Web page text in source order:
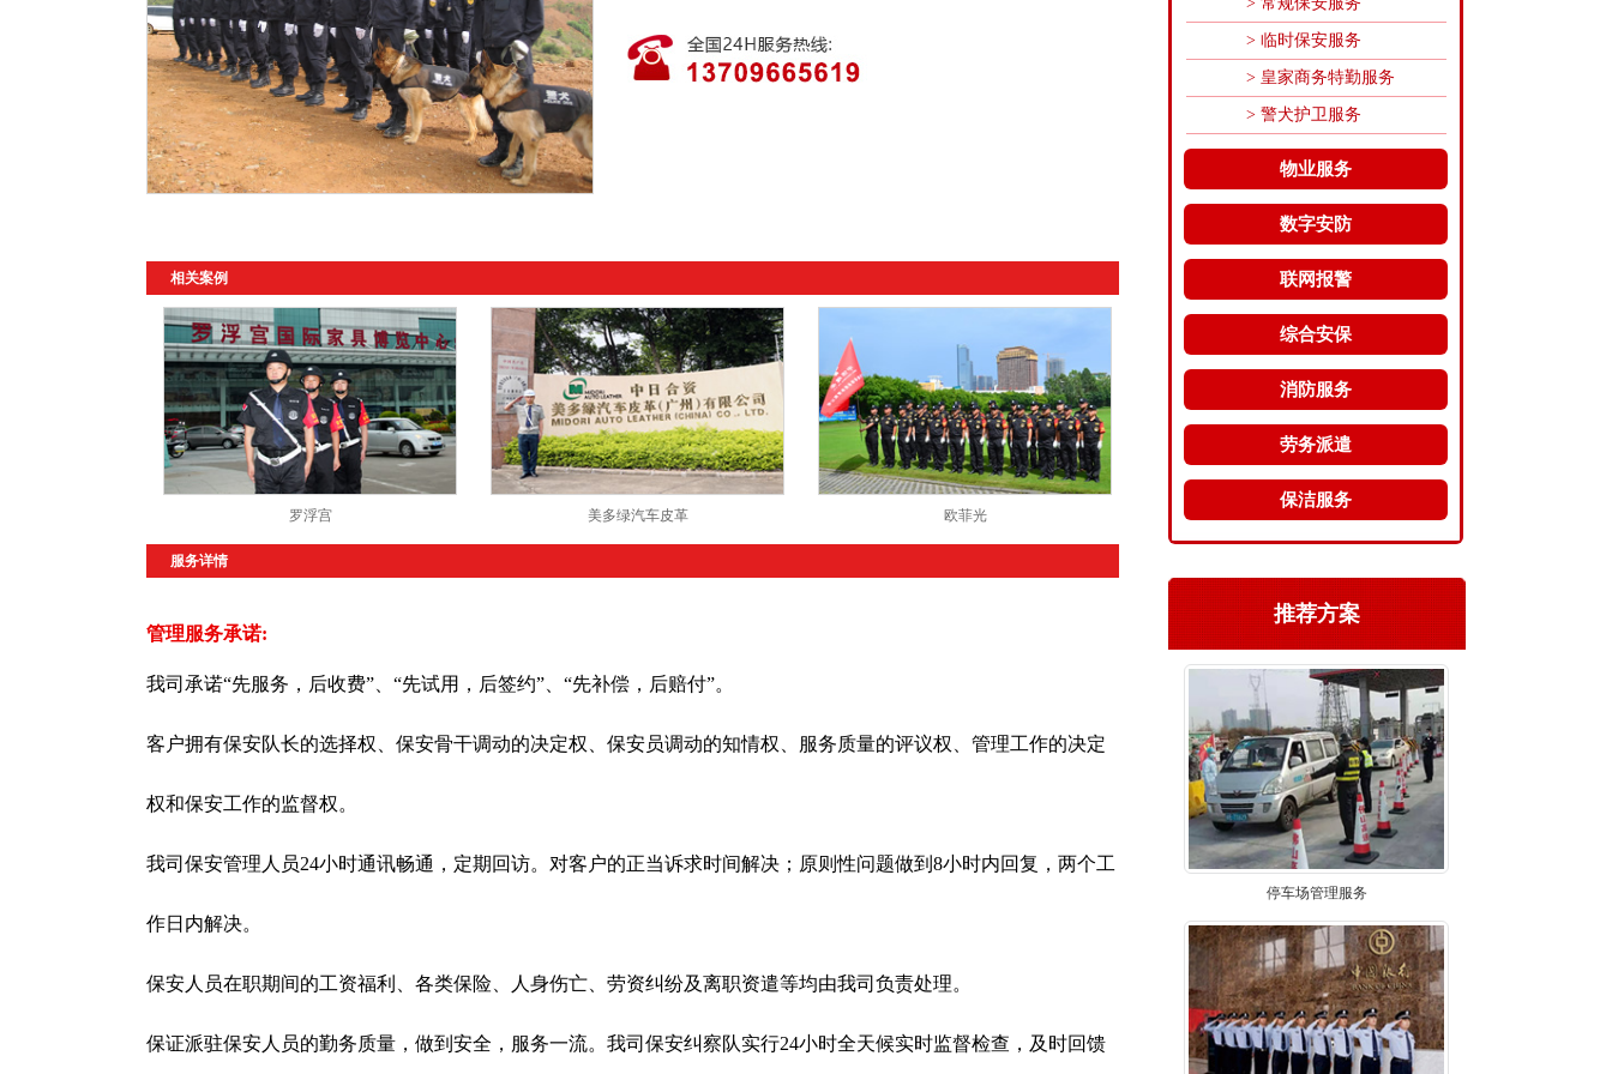
相关案例
罗浮宫 美多绿汽车皮革 欧菲光
服务详情
管理服务承诺:
我司承诺“先服务，后收费”、“先试用，后签约”、“先补偿，后赔付”。
客户拥有保安队长的选择权、保安骨干调动的决定权、保安员调动的知情权、服务质量的评议权、管理工作的决定
权和保安工作的监督权。
我司保安管理人员24小时通讯畅通，定期回访。对客户的正当诉求时间解决；原则性问题做到8小时内回复，两个工
作日内解决。
保安人员在职期间的工资福利、各类保险、人身伤亡、劳资纠纷及离职资遣等均由我司负责处理。
保证派驻保安人员的勤务质量，做到安全，服务一流。我司保安纠察队实行24小时全天候实时监督检查，及时回馈
> 临时保安服务
> 皇家商务特勤服务
> 警犬护卫服务
物业服务
数字安防
联网报警
综合安保
消防服务
劳务派遣
保洁服务
推荐方案
停车场管理服务